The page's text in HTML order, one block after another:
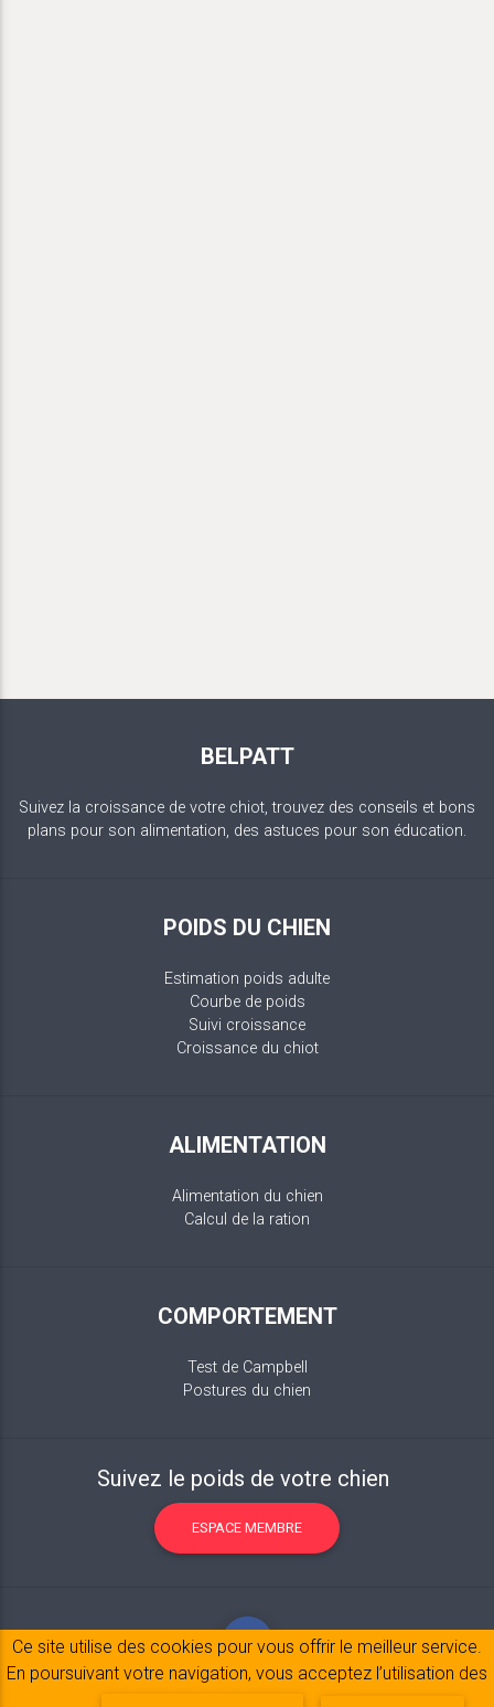
BELPATT
Suivez la croissance de votre chiot, trouvez des conseils et bons
plans pour son alimentation, des astuces pour son éducation.
POIDS DU CHIEN
Estimation poids adulte
Courbe de poids
Suivi croissance
Croissance du chiot
ALIMENTATION
Alimentation du chien
Calcul de la ration
COMPORTEMENT
Test de Campbell
Postures du chien
Suivez le poids de votre chien
ESPACE MEMBRE
Ce site utilise des cookies pour vous offrir le meilleur service.
En poursuivant votre navigation, vous acceptez l’utilisation des